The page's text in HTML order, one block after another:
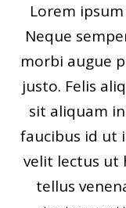
Lorem
Neque
morbi augue
justo. Felis
sit aliquam
faucibus id ut
velit lectus ut
tellus